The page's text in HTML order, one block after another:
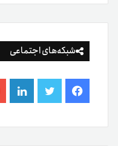
شبکه‌های اجتماعی
فیس
بوک
توییتر